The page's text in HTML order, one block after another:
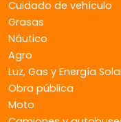
Cuidado de vehículo
Grasas
Náutico
Agro
Luz, Gas y Energía
Obra pública
Moto